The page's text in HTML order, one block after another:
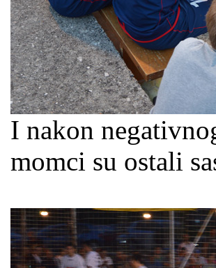
I nakon
momci su ostali